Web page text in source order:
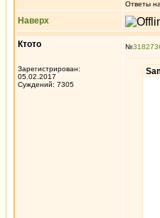
Ответы
Наверх
Ктото
Зарегистрирован:
05.02.2017
Суждений: 7305
№318273